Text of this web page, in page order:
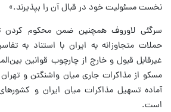
نخست مسئولیت خود در قبال آن را بپذیرند.»
سرگئی لاوروف همچنین ضمن محکوم کردن
حملات متجاوزانه به ایران با استناد به
غیرقابل قبول و خارج از چارچوب قوانین
مسکو از مذاکرات جاری میان واشنگتن و
آماده تسهیل مذاکرات میان ایران و
است.